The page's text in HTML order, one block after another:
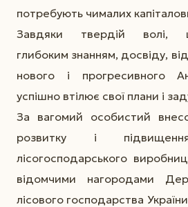
потребують чималих
Завдяки твердій волі,
глибоким знанням, досвіду,
нового і прогресивного
успішно втілює свої плани і
За вагомий особистий
розвитку і
лісогосподарського
відомчими нагородами
лісового господарства